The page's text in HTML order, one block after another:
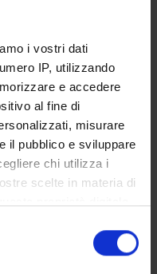
i vostri dati
IP, utilizzando
e accedere
al fine di
misurare
il pubblico e sviluppare
chi utilizza i
scelte in materia di
in qualsiasi
cookie o facendo clic